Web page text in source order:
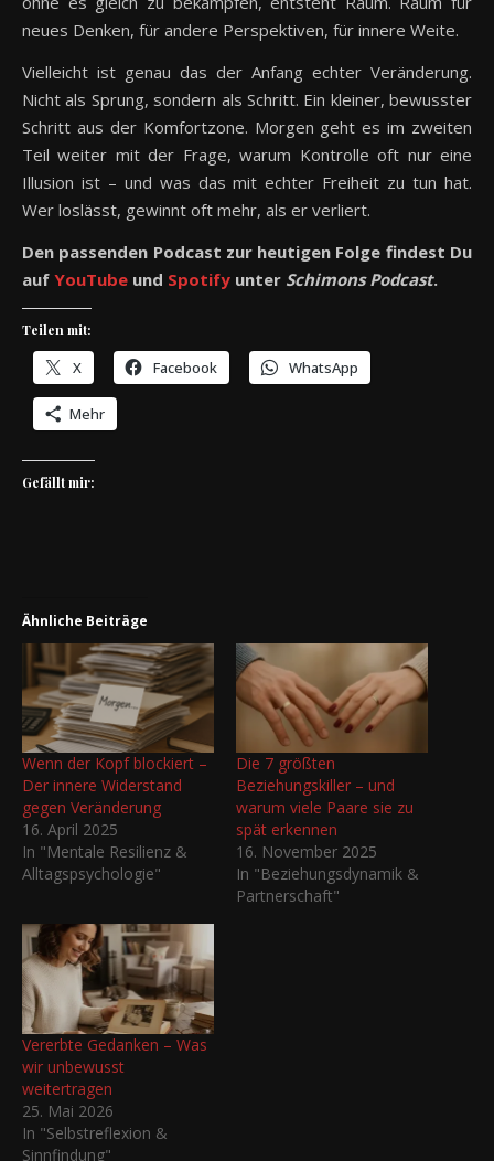
neues Denken, für andere Perspektiven, für innere Weite.
Vielleicht ist genau das der Anfang echter Veränderung.
Nicht als Sprung, sondern als Schritt. Ein kleiner, bewusster
Schritt aus der Komfortzone. Morgen geht es im zweiten
Teil weiter mit der Frage, warum Kontrolle oft nur eine
Illusion ist – und was das mit echter Freiheit zu tun hat.
Wer loslässt, gewinnt oft mehr, als er verliert.
Den passenden Podcast zur heutigen Folge findest Du
auf YouTube und Spotify unter Schimons Podcast.
Teilen mit:
X Facebook WhatsApp
Mehr
Gefällt mir:
Ähnliche Beiträge
Wenn der Kopf blockiert –
Der innere Widerstand
gegen Veränderung
16. April 2025
In "Mentale Resilienz &
Alltagspsychologie"
Die 7 größten
Beziehungskiller – und
warum viele Paare sie zu
spät erkennen
16. November 2025
In "Beziehungsdynamik &
Partnerschaft"
Vererbte Gedanken – Was
wir unbewusst
weitertragen
25. Mai 2026
In "Selbstreflexion &
Sinnfindung"